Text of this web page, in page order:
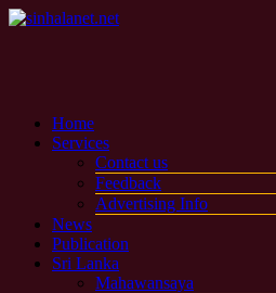
Home
Services
Contact us
Feedback
Advertising Info
News
Publication
Sri Lanka
Mahawansaya